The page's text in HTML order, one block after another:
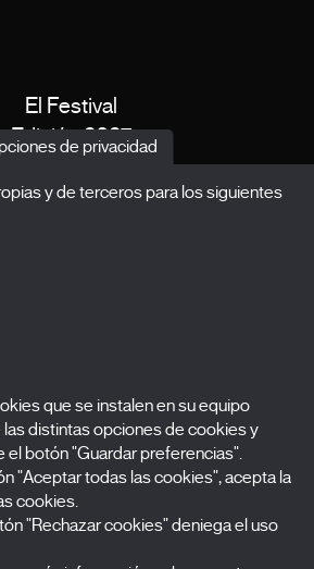
El Festival
Edición 2027
Acreditaciones
de privacidad
y de terceros para los siguientes
que se instalen en su equipo
distintas opciones de cookies y
botón "Guardar preferencias".
"Aceptar todas las cookies", acepta la
cookies.
"Rechazar cookies" deniega el uso